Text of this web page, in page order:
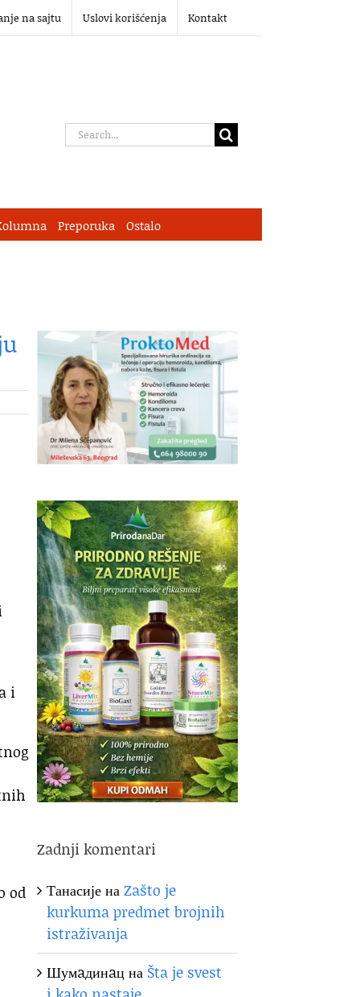
na sajtu Uslovi korišćenja Kontakt
Search
Preporuka Ostalo
i
od
Zadnji komentari
ТанасијенаZašto je
kurkuma predmet brojnih
istraživanja
Шумaдинaцна Šta je svest